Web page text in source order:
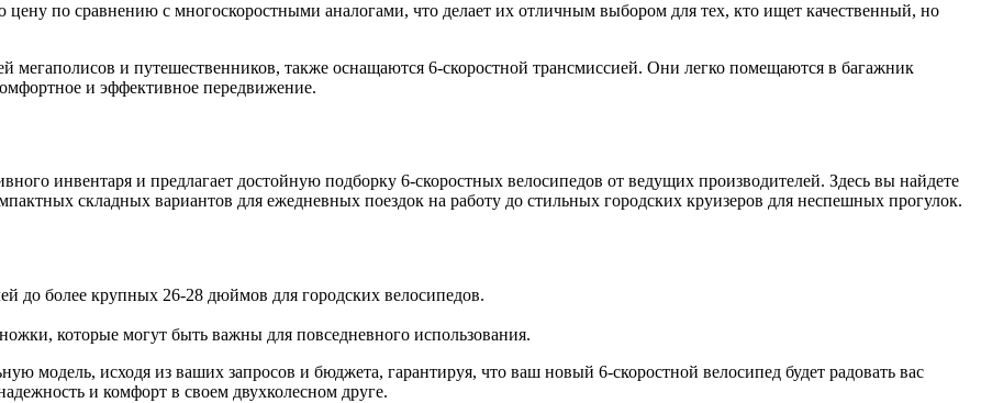
по сравнению с многоскоростными аналогами, что делает их отличным выбором для тех, кто ищет качественный, но
мегаполисов и путешественников, также оснащаются 6-скоростной трансмиссией. Они легко помещаются в багажник
и эффективное передвижение.
инвентаря и предлагает достойную подборку 6-скоростных велосипедов от ведущих производителей. Здесь вы найдете
складных вариантов для ежедневных поездок на работу до стильных городских круизеров для неспешных прогулок.
до более крупных 26-28 дюймов для городских велосипедов.
которые могут быть важны для повседневного использования.
модель, исходя из ваших запросов и бюджета, гарантируя, что ваш новый 6-скоростной велосипед будет радовать вас
и комфорт в своем двухколесном друге.